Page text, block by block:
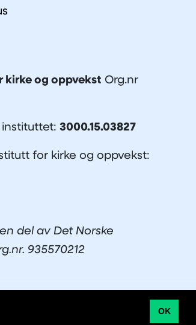
OK
kirke og oppvekst Org.nr
instituttet:3000.15.03827
for kirke og oppvekst:
del av Det Norske
935570212